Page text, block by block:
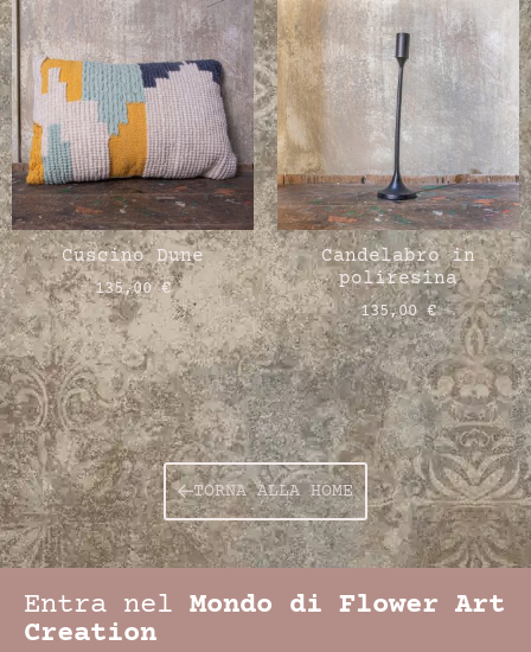
Cuscino Dune
135,00€
Candelabro in
poliresina
135,00 €
TORNA ALLA HOME
Entra nel Mondo di Flower Art
Creation